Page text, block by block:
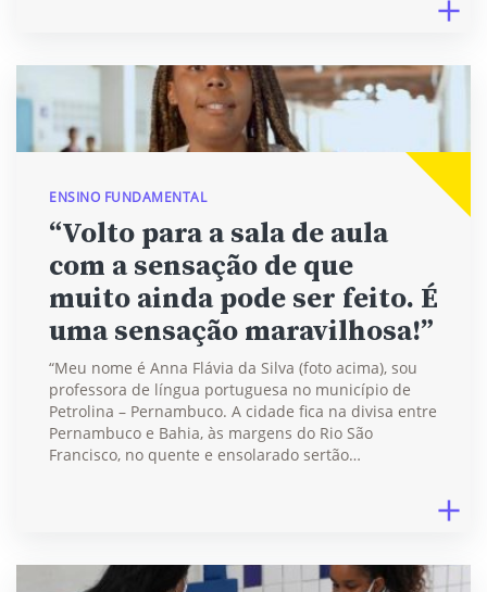
ENSINO FUNDAMENTAL
“Volto para a sala de aula
com a sensação de que
muito ainda pode ser feito. É
uma sensação maravilhosa!”
“Meu nome é Anna Flávia da Silva (foto acima), sou
professora de língua portuguesa no município de
Petrolina – Pernambuco. A cidade fica na divisa entre
Pernambuco e Bahia, às margens do Rio São
Francisco, no quente e ensolarado sertão…